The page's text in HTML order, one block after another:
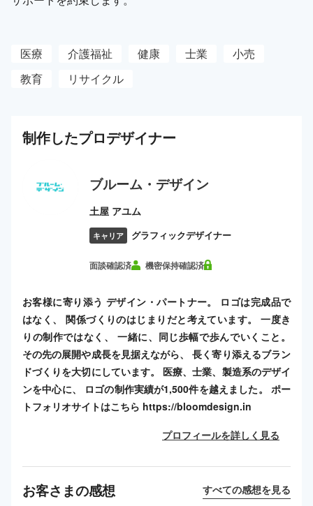
医療 介護福祉 健康 士業
小売
教育
リサイクル
制作したプロデザイナー
ブルーム・デザイン
土屋 アユム
キャリア グラフィックデザイナー
面談確認済 機密保持確認済
お客様に寄り添う デザイン・パートナー。 ロゴは完成品で
はなく、 関係づくりのはじまりだと考えています。 一度き
りの制作ではなく、 一緒に、同じ歩幅で歩んでいくこと。
その先の展開や成長を見据えながら、 長く寄り添えるブラン
ドづくりを大切にしています。 医療、士業、製造系のデザイ
ンを中心に、 ロゴの制作実績が1,500件を越えました。 ポー
トフォリオサイトはこちら https://bloomdesign.in
プロフィールを詳しく見る
お客さまの感想 すべての感想を見る